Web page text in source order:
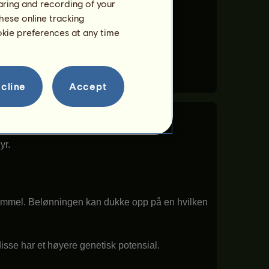
Belønningen kan dukke opp på en hvilken
har et høyere genetisk potensial.
and recording of your
online tracking
preferences at any time
Accept